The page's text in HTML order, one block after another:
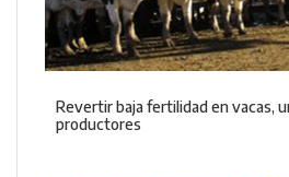
Revertir baja fertilidad en vacas,
productores